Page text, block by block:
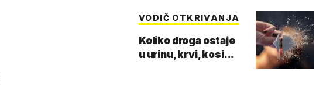
VODIČ OTKRIVANJA
Koliko droga ostaje
u urinu, krvi, kosi...